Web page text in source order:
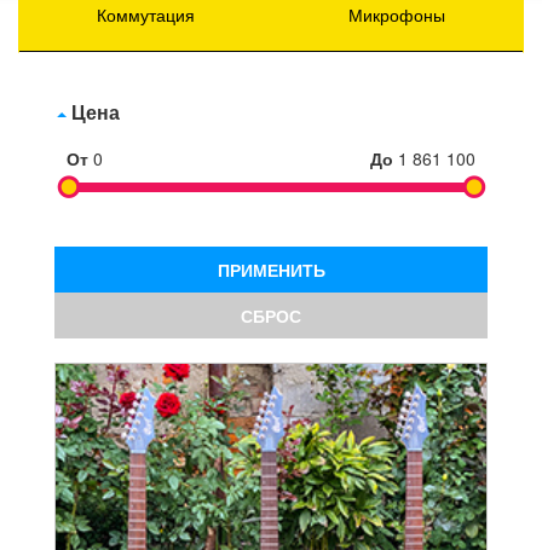
Коммутация Микрофоны
Цена
От 0 До 1 861 100
ПРИМЕНИТЬ
СБРОС